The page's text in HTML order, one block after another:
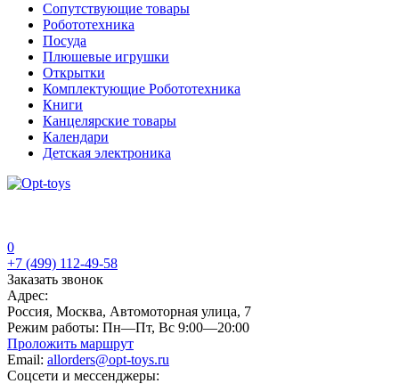
Сопутствующие товары
Робототехника
Посуда
Плюшевые игрушки
Открытки
Комплектующие Робототехника
Книги
Канцелярские товары
Календари
Детская электроника
0
+7 (499) 112-49-58
Заказать звонок
Адрес:
Россия, Москва, Автомоторная улица, 7
Режим работы: Пн—Пт, Вс 9:00—20:00
Проложить маршрут
Email: allorders@opt-toys.ru
Соцсети и мессенджеры: